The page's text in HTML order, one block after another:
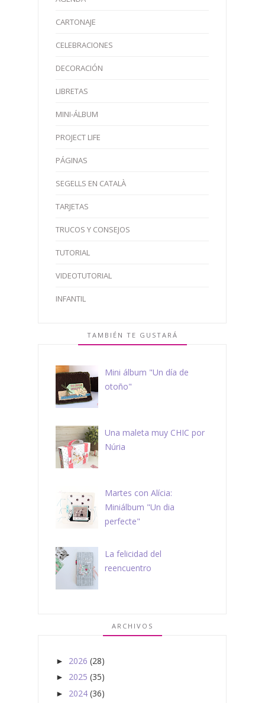
CARTONAJE
CELEBRACIONES
DECORACIÓN
LIBRETAS
MINI-ÁLBUM
PROJECT LIFE
PÁGINAS
SEGELLS EN CATALÀ
TARJETAS
TRUCOS Y CONSEJOS
TUTORIAL
VIDEOTUTORIAL
INFANTIL
TAMBIÉN TE GUSTARÁ
Mini álbum "Un día de
otoño"
Una maleta muy CHIC por
Núria
Martes con Alícia:
Miniálbum "Un dia
perfecte"
La felicidad del
reencuentro
ARCHIVOS
► 2026 (28)
► 2025 (35)
► 2024 (36)